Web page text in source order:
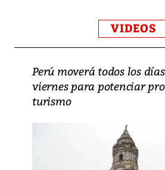
VIDEOS
Perú moverá todos los
viernes para potenciar
turismo